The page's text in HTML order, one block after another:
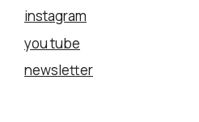
instagram
you tube
newsletter